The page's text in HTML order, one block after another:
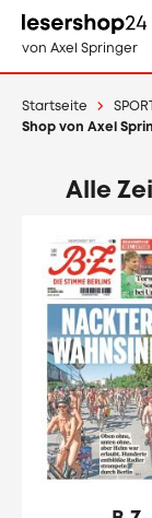
zum
Inhalt
von Axel Springer
Startseite
Shop von Axel
Alle